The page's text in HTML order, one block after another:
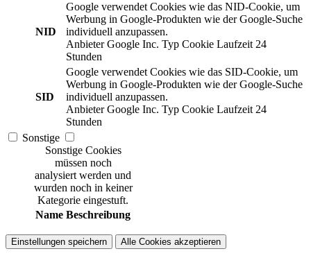
NID
Google verwendet Cookies wie das NID-Cookie, um
Werbung in Google-Produkten wie der Google-Suche
individuell anzupassen.
Anbieter Google Inc. Typ Cookie Laufzeit 24
Stunden
SID
Google verwendet Cookies wie das SID-Cookie, um
Werbung in Google-Produkten wie der Google-Suche
individuell anzupassen.
Anbieter Google Inc. Typ Cookie Laufzeit 24
Stunden
Sonstige
Sonstige Cookies
müssen noch
analysiert werden und
wurden noch in keiner
Kategorie eingestuft.
Name Beschreibung
Einstellungen speichern Alle Cookies akzeptieren